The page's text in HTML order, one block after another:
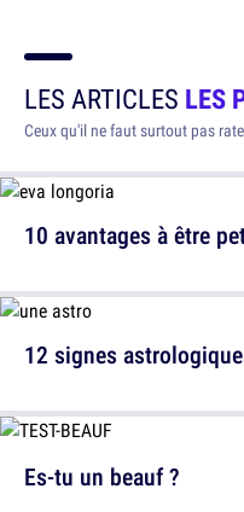
LES ARTICLES LES
Ceux qu'il ne faut surtout pas
10 avantages à être
12 signes
Es-tu un beauf ?